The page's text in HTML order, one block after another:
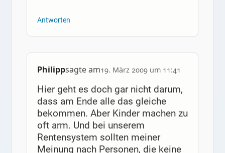
Antworten
Philippsagte am19. März 2009 um 11:41
Hier geht es doch gar nicht darum,
dass am Ende alle das gleiche
bekommen. Aber Kinder machen zu
oft arm. Und bei unserem
Rentensystem sollten meiner
Meinung nach Personen, die keine